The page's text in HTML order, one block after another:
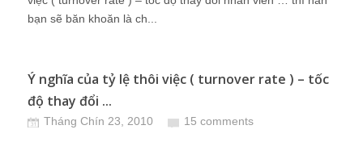
bạn sẽ băn khoăn là ch...
Ý nghĩa của tỷ lệ thôi việc ( turnover rate ) – tốc
độ thay đổi ...
Tháng Chín 23, 2010 15 comments